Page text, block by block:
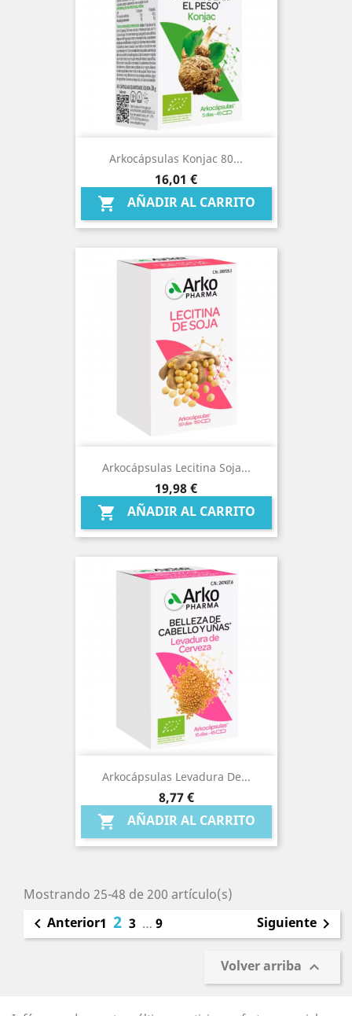
Arkocápsulas Konjac 80...
Precio
16,01 €
 AÑADIR AL CARRITO
Arkocápsulas Lecitina Soja...
Precio
19,98 €
 AÑADIR AL CARRITO
Arkocápsulas Levadura De...
Precio
8,77 €
 AÑADIR AL CARRITO
Mostrando 25-48 de 200 artículo(s)
 Anterior1 2 3 … 9 Siguiente 
Volver arriba 